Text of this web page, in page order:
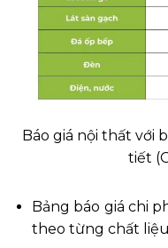
Báo giá nội thất với
tiết
Bảng báo giá chi
theo từng chất